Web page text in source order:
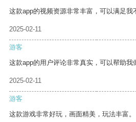
这款app的视频资源非常丰富，可以满足我
2025-02-11
游客
这款app的用户评论非常真实，可以帮助我
2025-02-11
游客
这款游戏非常好玩，画面精美，玩法丰富。